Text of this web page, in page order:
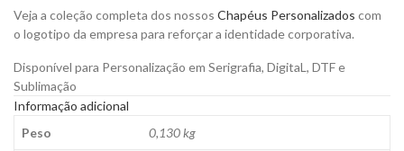
Veja a coleção completa dos nossos Chapéus Personalizados com
o logotipo da empresa para reforçar a identidade corporativa.
Disponível para Personalização em Serigrafia, DigitaL, DTF e
Sublimação
Informação adicional
Peso
0,130 kg